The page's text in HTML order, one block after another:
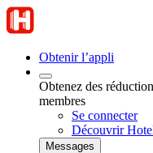
Obtenir l’appli
Obtenez des
membres
Se connecter
Découvrir
Messages